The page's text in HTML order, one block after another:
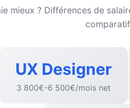
mieux ? Différences de
UX Designer
3 800€-6 500€/mois net